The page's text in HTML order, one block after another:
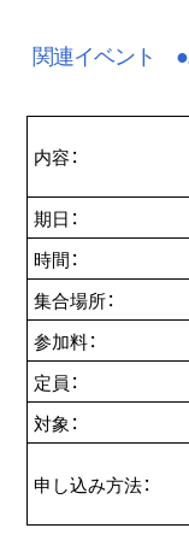
関連イベント ●
内容：
期日：
時間：
集合場所：
参加料：
定員：
対象：
申し込み方法：